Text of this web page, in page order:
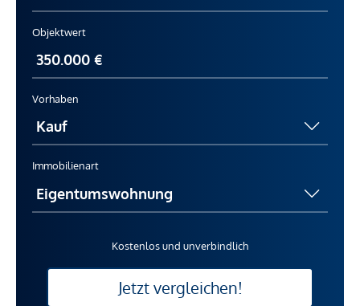
Objektwert
Vorhaben
Immobilienart
Kostenlos und unverbindlich
Jetzt vergleichen!